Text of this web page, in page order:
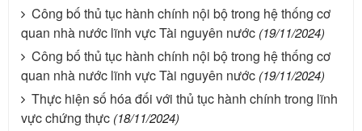
Công bố thủ tục hành chính nội bộ trong hệ thống cơ
quan nhà nước lĩnh vực Tài nguyên nước (19/11/2024)
Công bố thủ tục hành chính nội bộ trong hệ thống cơ
quan nhà nước lĩnh vực Tài nguyên nước (19/11/2024)
Thực hiện số hóa đối với thủ tục hành chính trong lĩnh
vực chứng thực (18/11/2024)